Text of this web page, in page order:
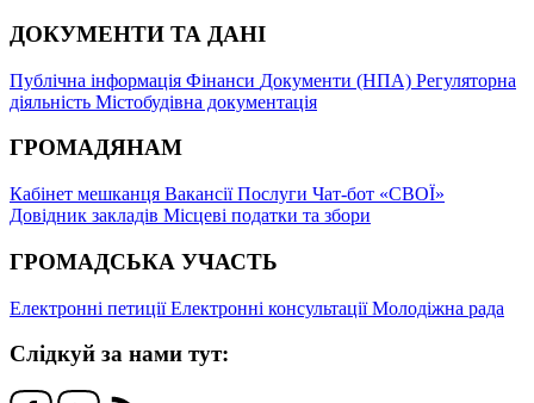
ДОКУМЕНТИ ТА ДАНІ
Публічна інформація Фінанси Документи (НПА) Регуляторна
діяльність Містобудівна документація
ГРОМАДЯНАМ
Кабінет мешканця ВакансіїПослуги Чат-бот «СВОЇ»
Довідник закладів Місцеві податки та збори
ГРОМАДСЬКА УЧАСТЬ
Електронні петиціїЕлектронні консультаціїМолодіжна рада
Слідкуй за нами тут: